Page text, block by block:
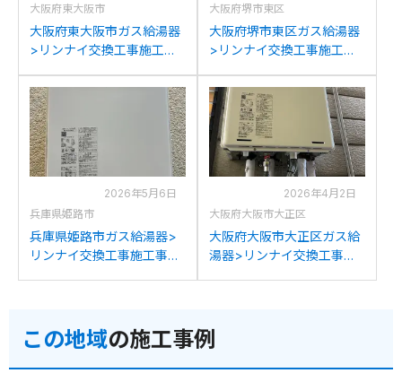
大阪府東大阪市
大阪府東大阪市ガス給湯器
>リンナイ交換工事施工事
A1610SAWからリンナイ
RUF-A1615SAW(C)への交
換
大阪府堺市東区
大阪府堺市東区ガス給湯器
>リンナイ交換工事施工事
A1610SAWからリンナイ
RUF-A1615SAW(C)への交
換
2026年5月6日
兵庫県姫路市
兵庫県姫路市ガス給湯器>
リンナイ交換工事施工事
2026年4月2日
大阪府大阪市大正区
大阪府大阪市大正区ガス給
湯器>リンナイ交換工事施
換
この地域の施工事例